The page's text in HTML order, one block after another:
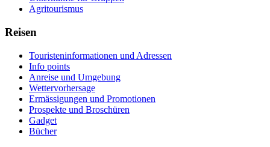
Agritourismus
Reisen
Touristeninformationen und Adressen
Info points
Anreise und Umgebung
Wettervorhersage
Ermässigungen und Promotionen
Prospekte und Broschüren
Gadget
Bücher